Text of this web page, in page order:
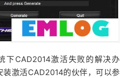
CAD2014激活失败的解决办
装激活CAD2014的伙伴，可以参